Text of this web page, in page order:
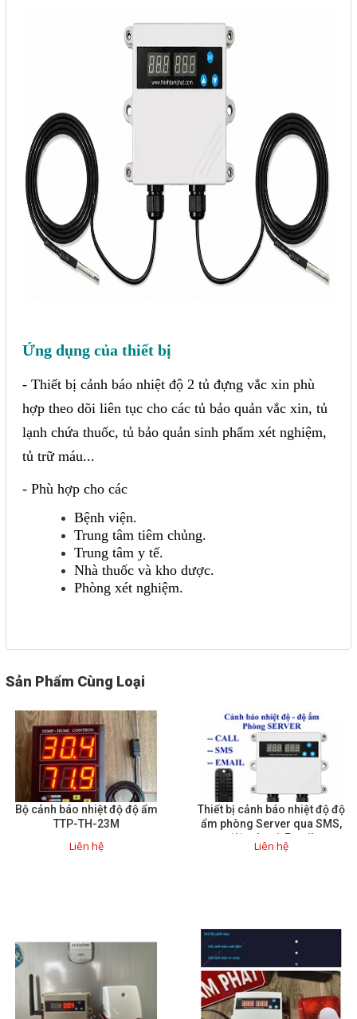
Ứng dụng của thiết bị
- Thiết bị cảnh báo nhiệt độ 2 tủ đựng vắc xin phù
hợp theo dõi liên tục cho các tủ bảo quản vắc xin, tủ
lạnh chứa thuốc, tủ bảo quản sinh phẩm xét nghiệm,
tủ trữ máu...
- Phù hợp cho các
Bệnh viện.
Trung tâm tiêm chủng.
Trung tâm y tế.
Nhà thuốc và kho dược.
Phòng xét nghiệm.
Sản Phẩm Cùng Loại
Bộ cảnh báo nhiệt độ độ ẩm
TTP-TH-23M
Liên hệ
Thiết bị cảnh báo nhiệt độ độ
ẩm phòng Server qua SMS,
điện thoại, Email
Liên hệ